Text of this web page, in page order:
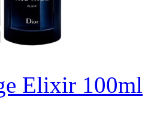
Elixir 100ml